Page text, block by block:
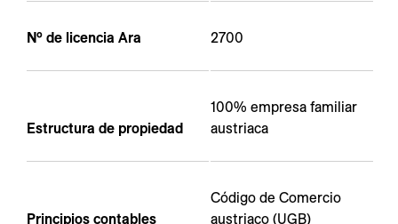
Nº de licencia Ara 2700
Estructura de propiedad
100% empresa familiar
austriaca
Principios contables
Código de Comercio
austriaco (UGB)